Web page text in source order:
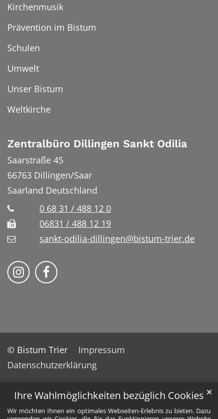
Ihre Wahlmöglichkeiten bezüglich Cookies
Wir möchten Ihnen ein optimales Webseiten-Erlebnis zu bieten. Dazu
✕
Kirchenmusik
Prävention im Bistum
Schulen
Umwelt
Unser Bistum
Weltkirche
Zentralbüro Dillingen Sankt Odilia
Saarstraße 45
66763 Dillingen/Saar
Saarland Deutschland
0 68 31 / 488 12 0
06831 / 488 12 19
sankt-odilia-dillingen@bistum-trier.de
Bistum Trier auf Instragram
Bistum Trier auf Facebook
© Bistum Trier
Impressum
Datenschutzerklärung